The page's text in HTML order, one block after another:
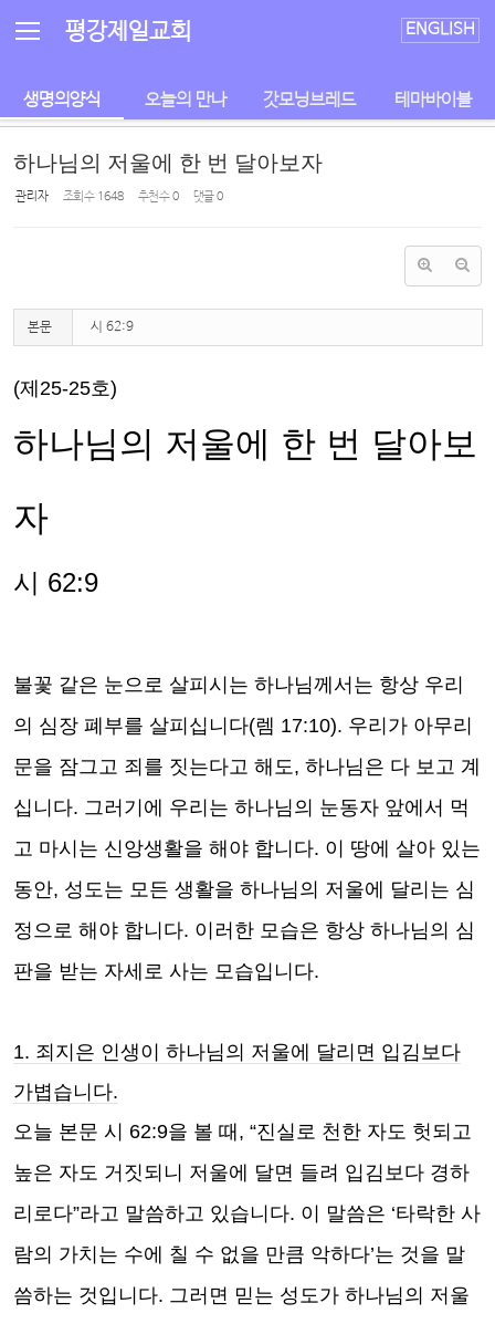
평강제일교회 ENGLISH
생명의양식 오늘의 만나 갓모닝브레드 테마바이블
하나님의 저울에 한 번 달아보자
관리자 조회 수 1648 추천 수0 댓글0
본문 시 62:9
(제25-25호)
하나님의 저울에 한 번 달아보
자
시 62:9
불꽃 같은 눈으로 살피시는 하나님께서는 항상 우리
의 심장 폐부를 살피십니다(렘 17:10). 우리가 아무리
문을 잠그고 죄를 짓는다고 해도, 하나님은 다 보고 계
십니다. 그러기에 우리는 하나님의 눈동자 앞에서 먹
고 마시는 신앙생활을 해야 합니다. 이 땅에 살아 있는
동안, 성도는 모든 생활을 하나님의 저울에 달리는 심
정으로 해야 합니다. 이러한 모습은 항상 하나님의 심
판을 받는 자세로 사는 모습입니다.
1. 죄지은 인생이 하나님의 저울에 달리면 입김보다
가볍습니다.
오늘 본문 시 62:9을 볼 때, “진실로 천한 자도 헛되고
높은 자도 거짓되니 저울에 달면 들려 입김보다 경하
리로다”라고 말씀하고 있습니다. 이 말씀은 ‘타락한 사
람의 가치는 수에 칠 수 없을 만큼 악하다’는 것을 말
씀하는 것입니다. 그러면 믿는 성도가 하나님의 저울